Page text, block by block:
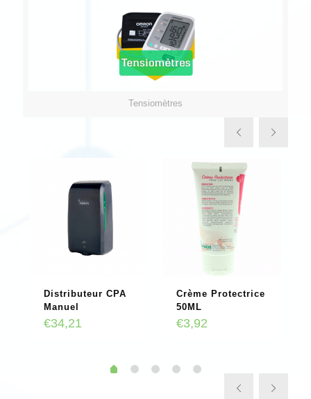
Tensiomètres
Distributeur CPA
Manuel
€34,21
Crème Protectrice
50ML
€3,92